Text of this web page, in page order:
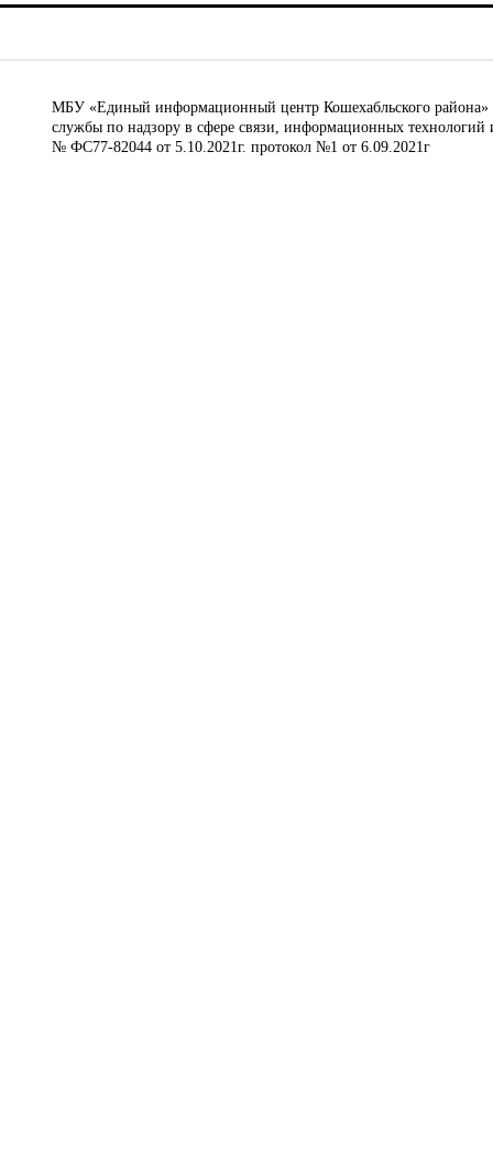
МБУ «Единый информационный центр Кошехабльского района»
службы по надзору в сфере связи, информационных
№ ФС77-82044 от 5.10.2021г. протокол №1 от 6.09.2021г